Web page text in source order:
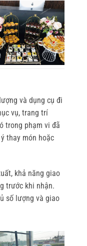
và dụng cụ đi
vụ, trang trí
trong phạm vi đã
thay món hoặc
khả năng giao
trước khi nhận.
số lượng và giao